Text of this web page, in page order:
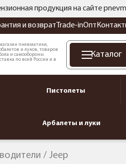
продукция на сайте
и возврат Trade-inОпт
пневматики,
и луков, товаров
и самообороны.
по всей России и в
Каталог
Пистолеты
Арбалеты и луки
Jeep